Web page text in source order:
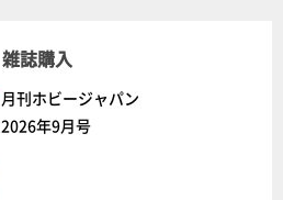
雑誌購入
月刊ホビージャパン
2026年9月号